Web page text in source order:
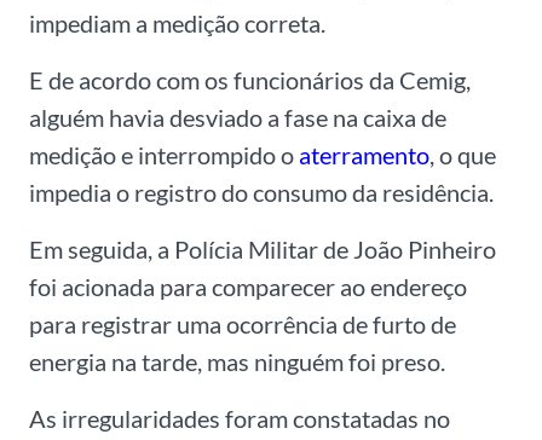
impediam a medição correta.
E de acordo com os funcionários da Cemig,
alguém havia desviado a fase na caixa de
medição e interrompido o aterramento, o que
impedia o registro do consumo da residência.
Em seguida, a Polícia Militar de João Pinheiro
foi acionada para comparecer ao endereço
para registrar uma ocorrência de furto de
energia na tarde, mas ninguém foi preso.
As irregularidades foram constatadas no